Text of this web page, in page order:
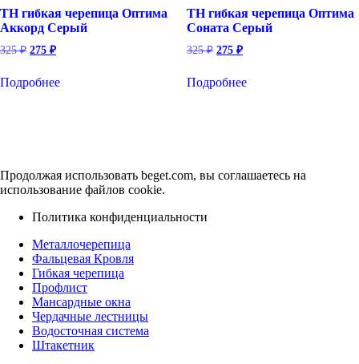
ТН гибкая черепица Оптима
Аккорд Серый
325₽ Первоначальная
325 ₽.
275 ₽Текущая
Подробнее
ТН гибкая черепица Оптима
Соната Серый
325₽ Первоначальная
325 ₽.
275 ₽Текущая
Подробнее
Продолжая использовать beget.com, вы соглашаетесь на
использование файлов cookie.
Политика конфиденциальности
Металлочерепица
Фальцевая Кровля
Гибкая черепица
Профлист
Мансардные окна
Чердачные лестницы
Водосточная система
Штакетник